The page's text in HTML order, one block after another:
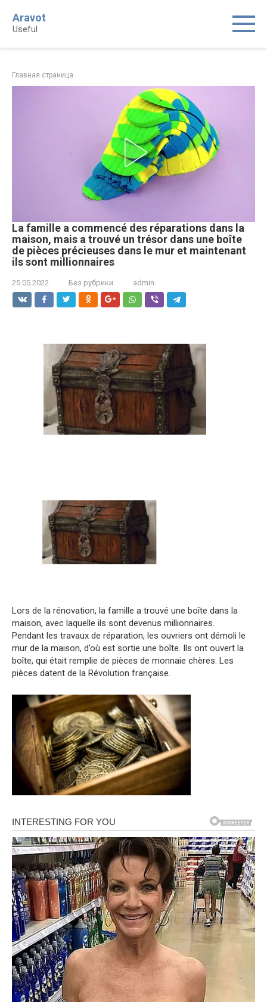
content
Aravot
Useful
Главная страница
La famille a commencé des réparations dans la
maison, mais a trouvé un trésor dans une boîte
de pièces précieuses dans le mur et maintenant
ils sont millionnaires
25.05.2022 Без рубрики admin
Lors de la rénovation, la famille a trouvé une boîte dans la
maison, avec laquelle ils sont devenus millionnaires.
Pendant les travaux de réparation, les ouvriers ont démoli le
mur de la maison, d’où est sortie une boîte. Ils ont ouvert la
boîte, qui était remplie de pièces de monnaie chères. Les
pièces datent de la Révolution française.